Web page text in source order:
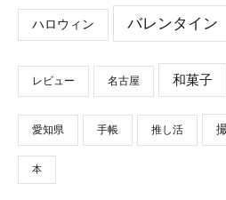
ハロウィン バレンタイン
レビュー 名古屋 和菓子
愛知県 手帳 推し活
本